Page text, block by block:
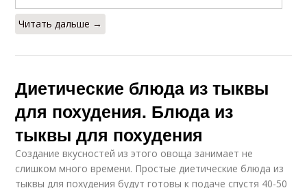
Читать дальше →
Диетические блюда из тыквы
для похудения. Блюда из
тыквы для похудения
Создание вкусностей из этого овоща занимает не
слишком много времени. Простые диетические блюда из
тыквы для похудения будут готовы к подаче спустя 40-50